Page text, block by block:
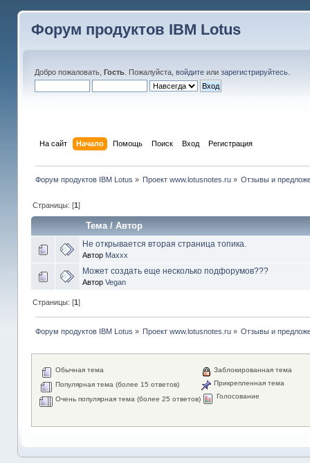
Форум продуктов IBM Lotus
Добро пожаловать, Гость. Пожалуйста, войдитеили зарегистрируйтесь.
На сайт Начало Помощь Поиск Вход Регистрация
Форум продуктов IBM Lotus » Проект www.lotusnotes.ru » Отзывы и
Страницы: [1]
Тема/ Автор
Не открывается вторая страница топика.
Автор Maxxx
Может создать еще несколько подфорумов???
Автор Vegan
Страницы: [1]
Форум продуктов IBM Lotus » Проект www.lotusnotes.ru » Отзывы и
Обычная тема
Популярная тема (более 15 ответов)
Очень популярная тема (более 25 ответов)
Заблокированная тема
Прикрепленная тема
Голосование